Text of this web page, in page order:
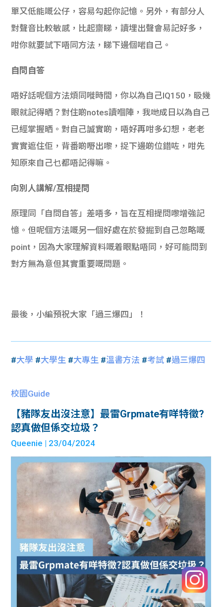
單又低能嘅公仔，容易勾起你記憶。另外，有部分人
對聲音比較敏感，比起齋睇，讀埋出聲會易記好多，
咁你就要試下唔同方法，睇下邊個啱自己。
自問自答
唔好話呢個方法煩同嘥時間，你以為自己IQ150，昅幾
眼就記得晒？對住啲notes讀嗰陣，我哋成日以為自己
已經掌握晒。對自己誠實啲，唔好再咁多幻想，老老
實實遮住佢，背番啲嘢出嚟，捉下邊啲位錯咗，咁先
知原來自己乜都唔記得嘛。
向別人講解/互相提問
原理同「自問自答」差唔多，旨在互相提問嚟增強記
憶。但呢個方法嘅另一個好處在於發掘到自己忽略嘅
point，因為大家理解資料嘅着眼點唔同，好可能問到
對方無為意但其實重要嘅問題。
最後，小編預祝大家「過三爆四」！
#大學 #大學生 #大專生 #溫書方法 #考試 #過三爆四
校園Guide
【豬隊友出沒注意】最雷Grpmate有咩特徵?
認真做但係交垃圾？
Queenie | 23/04/2024